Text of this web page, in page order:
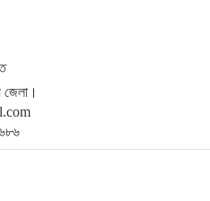
হওয়া ভাস্কর্য পরিদর্শনে নাগরিক
২ কোটি ৭০ লাখ টাকার বার্মিজ
নীলাচলের উদ্যোগে শিক্ষার্থীদের মাঝে
জেলা।